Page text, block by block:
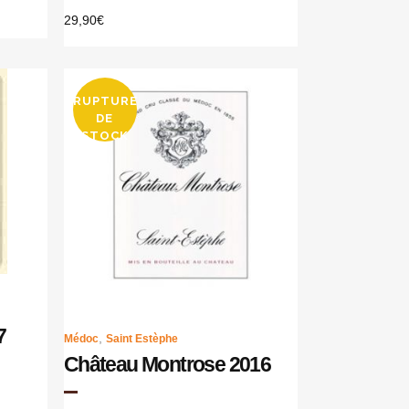
29,90€
RUPTURE
DE
STOCK
Médoc, Saint Estèphe
Château Montrose 2016